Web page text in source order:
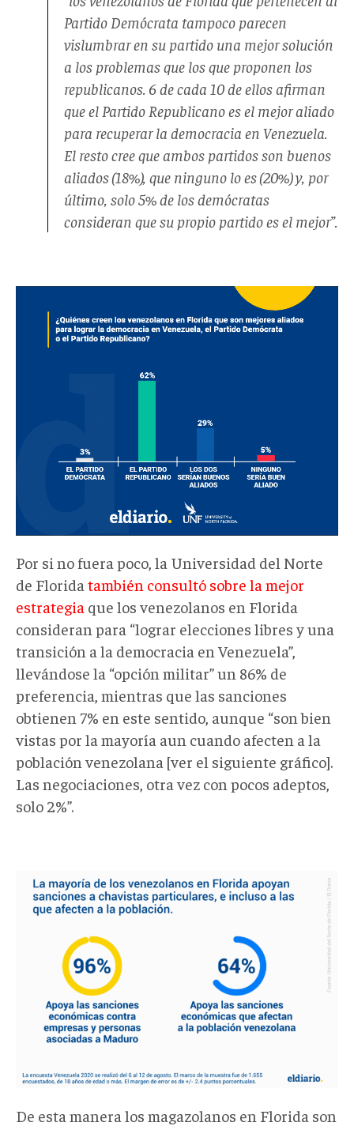
Partido Demócrata tampoco parecen
vislumbrar en su partido una mejor solución
a los problemas que los que proponen los
republicanos. 6 de cada 10 de ellos afirman
que el Partido Republicano es el mejor aliado
para recuperar la democracia en Venezuela.
El resto cree que ambos partidos son buenos
aliados (18%), que ninguno lo es (20%) y, por
último, solo 5% de los demócratas
consideran que su propio partido es el mejor”.
Por si no fuera poco, la Universidad del Norte
de Florida también consultó sobre la mejor
estrategia que los venezolanos en Florida
consideran para “lograr elecciones libres y una
transición a la democracia en Venezuela”,
llevándose la “opción militar” un 86% de
preferencia, mientras que las sanciones
obtienen 7% en este sentido, aunque “son bien
vistas por la mayoría aun cuando afecten a la
población venezolana [ver el siguiente gráfico].
Las negociaciones, otra vez con pocos adeptos,
solo 2%”.
De esta manera los magazolanos en Florida son